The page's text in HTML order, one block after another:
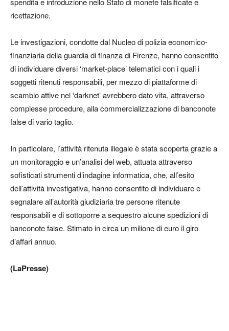
ricettazione.
Le investigazioni, condotte dal Nucleo di polizia economico-
finanziaria della guardia di finanza di Firenze, hanno consentito
di individuare diversi ‘market-place’ telematici con i quali i
soggetti ritenuti responsabili, per mezzo di piattaforme di
scambio attive nel ‘darknet’ avrebbero dato vita, attraverso
complesse procedure, alla commercializzazione di banconote
false di vario taglio.
In particolare, l’attività ritenuta illegale è stata scoperta grazie a
un monitoraggio e un’analisi del web, attuata attraverso
sofisticati strumenti d’indagine informatica, che, all’esito
dell’attività investigativa, hanno consentito di individuare e
segnalare all’autorità giudiziaria tre persone ritenute
responsabili e di sottoporre a sequestro alcune spedizioni di
banconote false. Stimato in circa un milione di euro il giro
d’affari annuo.
(LaPresse)